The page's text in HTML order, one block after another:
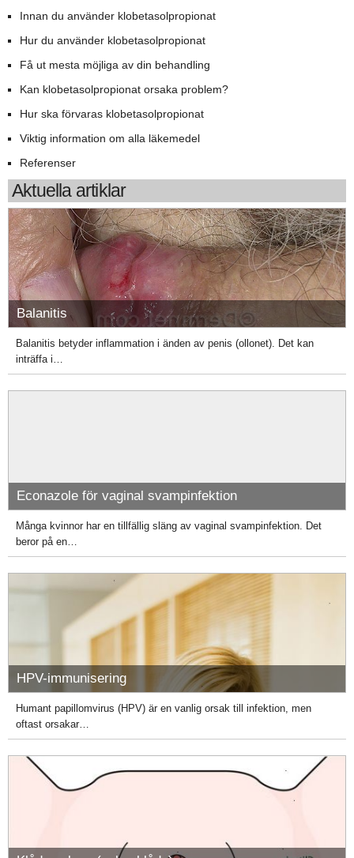
Innan du använder klobetasolpropionat
Hur du använder klobetasolpropionat
Få ut mesta möjliga av din behandling
Kan klobetasolpropionat orsaka problem?
Hur ska förvaras klobetasolpropionat
Viktig information om alla läkemedel
Referenser
Aktuella artiklar
Balanitis
Balanitis betyder inflammation i änden av penis (ollonet). Det kan
inträffa i…
Econazole för vaginal svampinfektion
Många kvinnor har en tillfällig släng av vaginal svampinfektion. Det
beror på en…
HPV-immunisering
Humant papillomvirus (HPV) är en vanlig orsak till infektion, men
oftast orsakar…